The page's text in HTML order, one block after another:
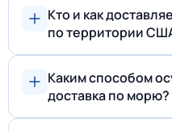
Кто и как
по территории
Каким способом
доставка по морю?